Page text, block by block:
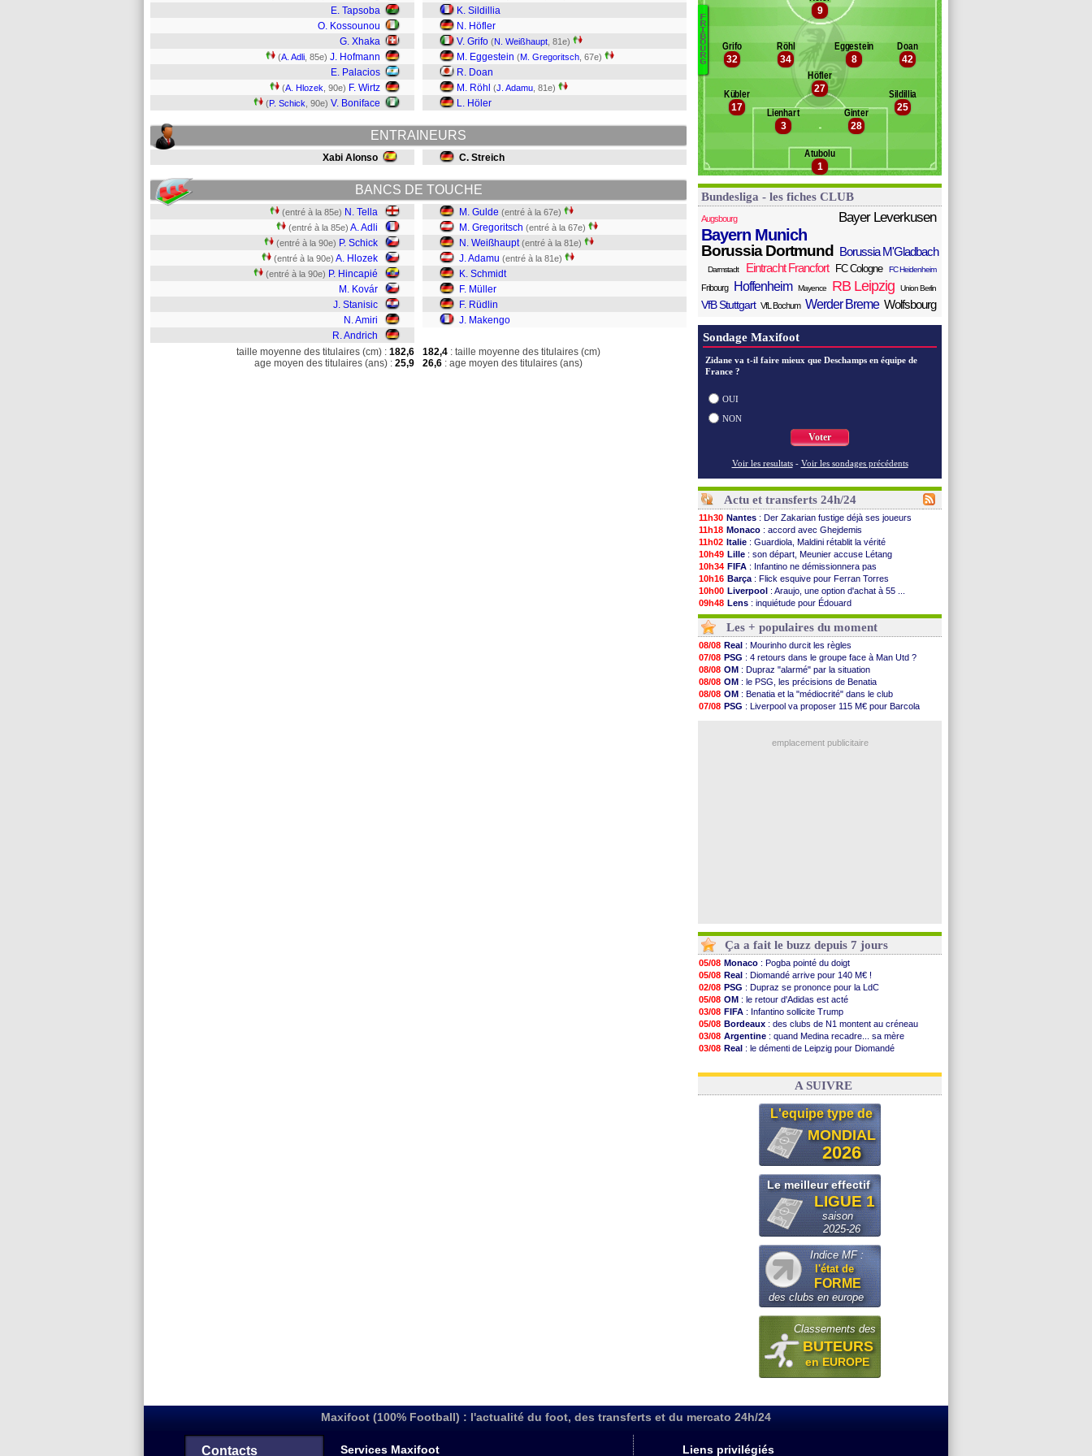
E. Tapsoba
O. Kossounou
G. Xhaka
(A. Adli , 85e) J. Hofmann
E. Palacios
(A. Hlozek , 90e) F. Wirtz
(P. Schick , 90e) V. Boniface
K. Sildillia
N. Höfler
V. Grifo (N. Weißhaupt , 81e)
M. Eggestein (M. Gregoritsch , 67e)
R. Doan
M. Röhl (J. Adamu , 81e)
L. Höler
ENTRAINEURS
Xabi Alonso C. Streich
BANCS DE TOUCHE
(entré à la 85e) N. Tella
(entré à la 85e) A. Adli
(entré à la 90e) P. Schick
(entré à la 90e) A. Hlozek
(entré à la 90e) P. Hincapié
M. Kovár
J. Stanisic
N. Amiri
R. Andrich
M. Gulde (entré à la 67e)
M. Gregoritsch (entré à la 67e)
N. Weißhaupt (entré à la 81e)
J. Adamu (entré à la 81e)
K. Schmidt
F. Müller
F. Rüdlin
J. Makengo
taille moyenne des titulaires (cm) : 182,6
age moyen des titulaires (ans) : 25,9
182,4 : taille moyenne des titulaires (cm)
26,6 : age moyen des titulaires (ans)
Banc des remplaçants
Rüdlin
Müller
Adamu
Weißhaupt
F
R
I
B
O
U
R
G
1
Atubolu
28
Ginter
3
Lienhart 25
Sildillia
17
Kübler 27
Höfler
42
Doan
8
Eggestein
34
Röhl
32
Grifo
9
Bundesliga - les fiches CLUB
Augsbourg Bayer Leverkusen
Bayern Munich
Borussia Dortmund Borussia M'Gladbach
Darmstadt Eintracht Francfort FC Cologne FC Heidenheim
Fribourg Hoffenheim Mayence RB Leipzig Union Berlin
VfB Stuttgart VfL Bochum Werder Breme Wolfsbourg
Sondage Maxifoot
Zidane va t-il faire mieux que Deschamps en équipe de
France ?
OUI
NON
Voter
Voir les resultats - Voir les sondages précédents
Actu et transferts 24h/24
11h30 Nantes : Der Zakarian fustige déjà ses joueurs
11h18 Monaco : accord avec Ghejdemis
11h02 Italie : Guardiola, Maldini rétablit la vérité
10h49 Lille : son départ, Meunier accuse Létang
10h34 FIFA : Infantino ne démissionnera pas
10h16 Barça : Flick esquive pour Ferran Torres
10h00 Liverpool : Araujo, une option d'achat à 55 ...
09h48 Lens : inquiétude pour Édouard
09h25 Man Utd: Vitek vendu à Middlesbrough (off.)
09h10
PSV : Sano recruté pour 14,5 M€ (officiel)
08h52 OM: Coventry pense à Angel Gomes
08/08 PSG : Rafel Pol satisfait des progrès
08/08 Amical : le Barça vainqueur puis battu
08/08 Inter : Calhanoglu prêt à prolonger
08/08 Nice : Abdelmonem veut rester
08/08 L2: le classement complet
08/08 L2: les résultats de la soirée
: Ivanovic proche de Lens
Les + populaires du moment
08/08 Real : Mourinho durcit les règles
07/08 PSG : 4 retours dans le groupe face à Man Utd ?
08/08 OM : Dupraz "alarmé" par la situation
08/08 OM : le PSG, les précisions de Benatia
08/08 OM : Benatia et la "médiocrité" dans le club
07/08 PSG : Liverpool va proposer 115 M€ pour Barcola
emplacement publicitaire
Ça a fait le buzz depuis 7 jours
05/08 Monaco : Pogba pointé du doigt
05/08 Real : Diomandé arrive pour 140 M€ !
02/08 PSG : Dupraz se prononce pour la LdC
05/08 OM : le retour d'Adidas est acté
03/08 FIFA : Infantino sollicite Trump
05/08 Bordeaux : des clubs de N1 montent au créneau
03/08 Argentine : quand Medina recadre... sa mère
03/08 Real : le démenti de Leipzig pour Diomandé
03/08 OM: Paixão attire un 2e club anglais
A SUIVRE
L'equipe type de
MONDIAL
2026
Le meilleur effectif
LIGUE 1
saison
2025-26
Indice MF :
l'état de
FORME
des clubs en europe
Classements des
BUTEURS
en EUROPE
Maxifoot (100% Football) : l'actualité du foot, des transferts et du mercato 24h/24
Contacts Services Maxifoot Liens privilégiés